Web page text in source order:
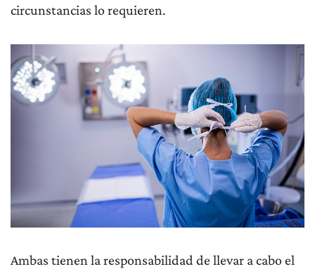
circunstancias lo requieren.
Ambas tienen la responsabilidad de llevar a cabo el